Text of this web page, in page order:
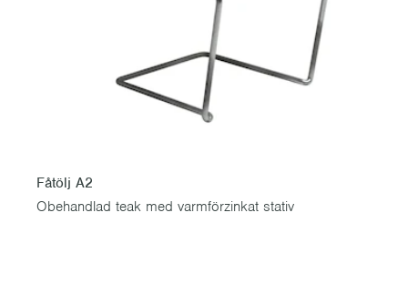
Fåtölj A2
Obehandlad teak med varmförzinkat stativ